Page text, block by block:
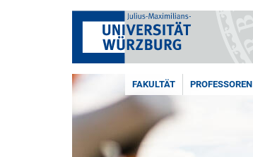
FAKULTÄT PROFESSOREN